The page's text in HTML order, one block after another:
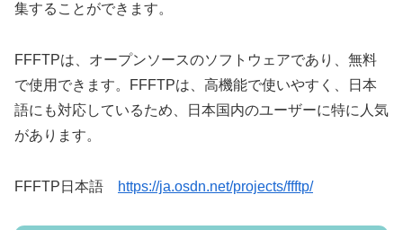
集することができます。
FFFTPは、オープンソースのソフトウェアであり、無料
で使用できます。FFFTPは、高機能で使いやすく、日本
語にも対応しているため、日本国内のユーザーに特に人気
があります。
FFFTP日本語 https://ja.osdn.net/projects/ffftp/